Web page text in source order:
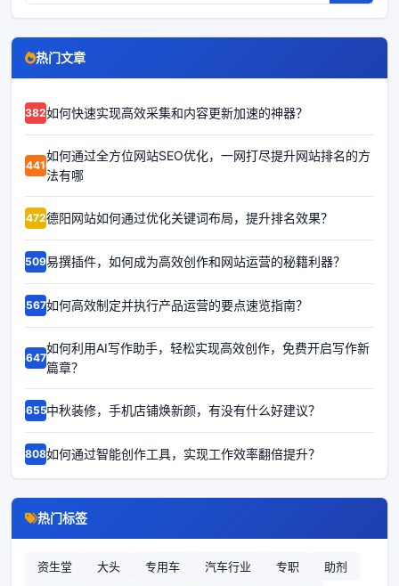
热门文章
63829如何快速实现高效采集和内容更新加速的神器？
64416
如何通过全方位网站SEO优化，一网打尽提升网站排名的方
法有哪
64729德阳网站如何通过优化关键词布局，提升排名效果？
65094易撰插件，如何成为高效创作和网站运营的秘籍利器？
65679如何高效制定并执行产品运营的要点速览指南？
66475
如何利用AI写作助手，轻松实现高效创作，免费开启写作新
篇章？
66557中秋装修，手机店铺焕新颜，有没有什么好建议？
68083如何通过智能创作工具，实现工作效率翻倍提升？
热门标签
资生堂 大头 专用车 汽车行业 专职
助剂